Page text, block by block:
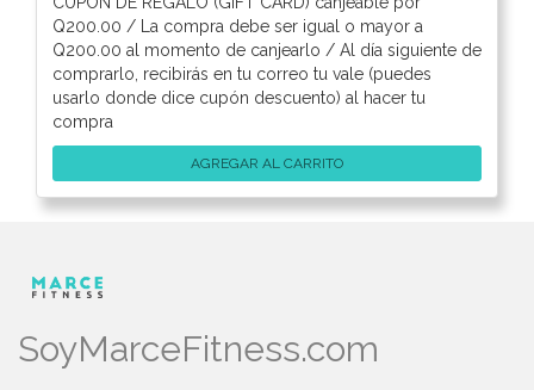
Q200.00 / La compra debe ser igual o mayor a
Q200.00 al momento de canjearlo / Al día siguiente de
comprarlo, recibirás en tu correo tu vale (puedes
usarlo donde dice cupón descuento) al hacer tu
compra
AGREGAR AL CARRITO
SoyMarceFitness.com